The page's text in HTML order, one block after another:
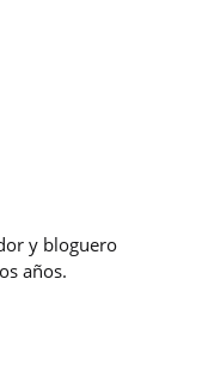
y bloguero
años.